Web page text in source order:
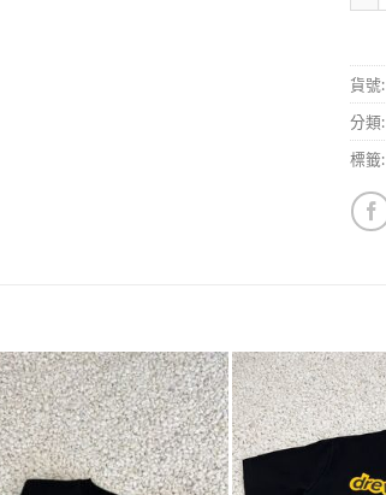
貨號:
分類:
標籤: